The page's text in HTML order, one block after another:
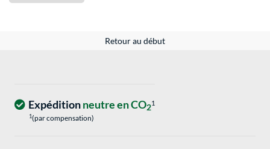
Retour au début
Expéditionneutre en CO21
1(par compensation)